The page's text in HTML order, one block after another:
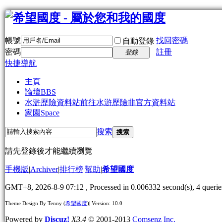
帳號 自動登錄 找回密碼
密碼
登錄
註冊
快捷導航
主頁
論壇BBS
水滸歷險資料站前往水滸歷險非官方資料站
家園 Space
搜索 搜索
請先登錄後才能繼續瀏覽
手機版|Archiver|排行榜|幫助|希望國度
GMT+8, 2026-8-9 07:12 , Processed in 0.006332 second(s), 4
Theme Design By Tenny (希望國度)| Version: 10.0
Powered by Discuz! X3.4 © 2001-2013 Comsenz Inc.